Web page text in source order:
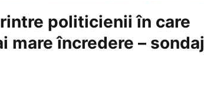
politicienii în care
mare încredere – sondaj